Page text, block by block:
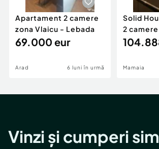
Apartament 2 camere
zona Vlaicu - Lebada
69.000 eur
Arad 6 luni în urmă
Solid
2 camere
Mamaia
Vinzi și cumperi